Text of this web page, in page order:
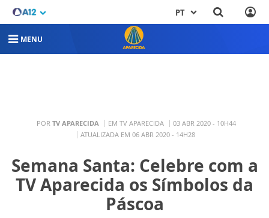
PT
MENU
POR TV APARECIDA EM TV APARECIDA
03 ABR 2020 - 10H44
ATUALIZADA EM 06 ABR 2020 - 14H28
Semana Santa: Celebre com a
TV Aparecida os Símbolos da
Páscoa